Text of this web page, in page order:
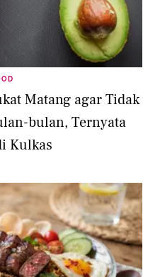
Matang agar Tidak
bulan, Ternyata
Kulkas